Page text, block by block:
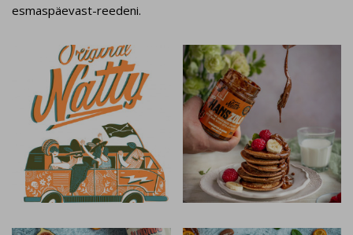
esmaspäevast-reedeni.